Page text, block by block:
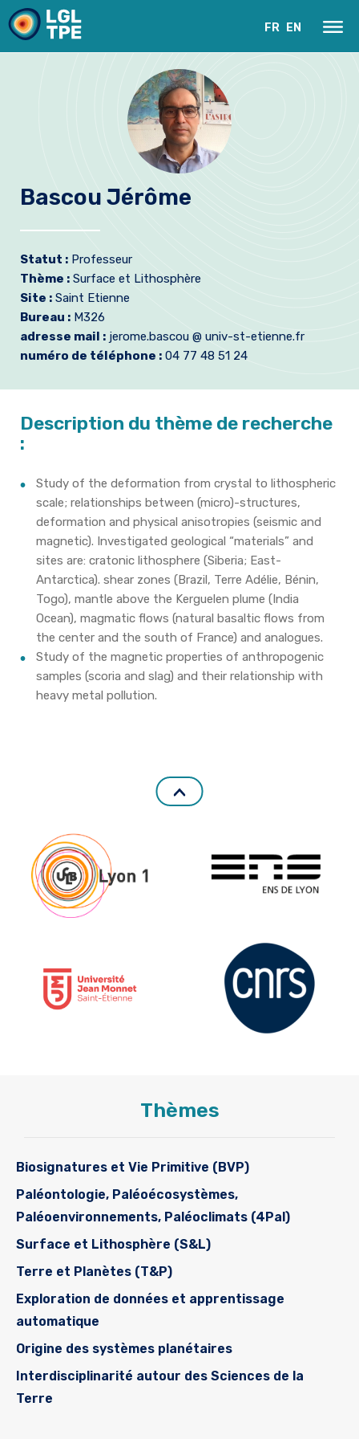
Recherche
Instrumentation
Actualités
Infos pratiques
FR EN
Bascou Jérôme
Statut : Professeur
Thème : Surface et Lithosphère
Site : Saint Etienne
Bureau : M326
adresse mail : jerome.bascou @ univ-st-etienne.fr
numéro de téléphone : 04 77 48 51 24
Description du thème de recherche
:
Study of the deformation from crystal to lithospheric
scale; relationships between (micro)-structures,
deformation and physical anisotropies (seismic and
magnetic). Investigated geological “materials” and
sites are: cratonic lithosphere (Siberia; East-
Antarctica). shear zones (Brazil, Terre Adélie, Bénin,
Togo), mantle above the Kerguelen plume (India
Ocean), magmatic flows (natural basaltic flows from
the center and the south of France) and analogues.
Study of the magnetic properties of anthropogenic
samples (scoria and slag) and their relationship with
heavy metal pollution.
Thèmes
Biosignatures et Vie Primitive (BVP)
Paléontologie, Paléoécosystèmes,
Paléoenvironnements, Paléoclimats (4Pal)
Surface et Lithosphère (S&L)
Terre et Planètes (T&P)
Exploration de données et apprentissage
automatique
Origine des systèmes planétaires
Interdisciplinarité autour des Sciences de la
Terre